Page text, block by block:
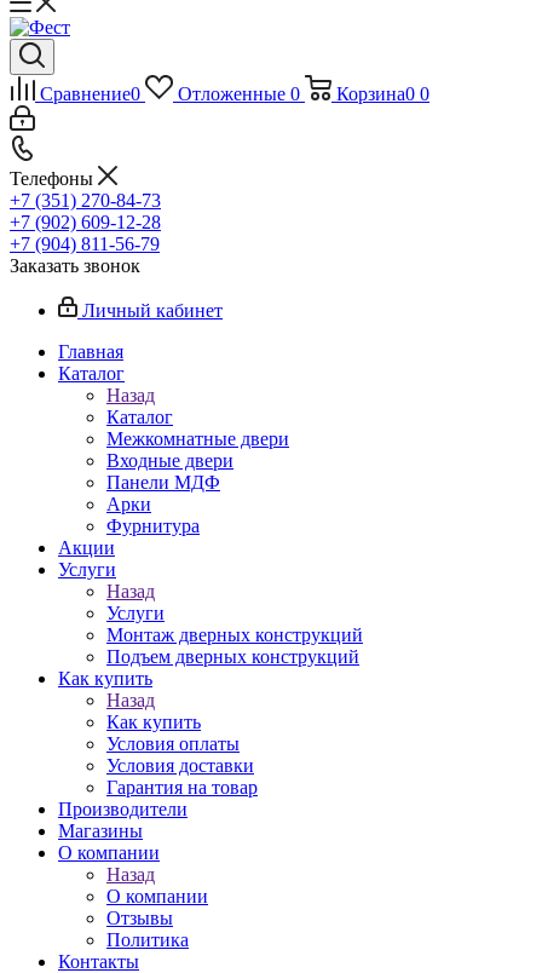
Сравнение0 Отложенные 0 Корзина0 0
Телефоны
+7 (351) 270-84-73
+7 (902) 609-12-28
+7 (904) 811-56-79
Заказать звонок
Личный кабинет
Главная
Каталог
Назад
Каталог
Межкомнатные двери
Входные двери
Панели МДФ
Арки
Фурнитура
Акции
Услуги
Назад
Услуги
Монтаж дверных конструкций
Подъем дверных конструкций
Как купить
Назад
Как купить
Условия оплаты
Условия доставки
Гарантия на товар
Производители
Магазины
О компании
Назад
О компании
Отзывы
Политика
Контакты